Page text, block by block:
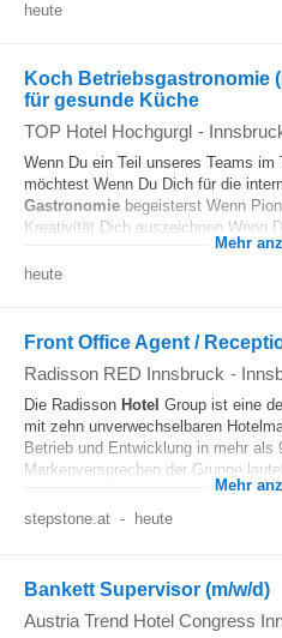
heute
Koch Betriebsgastronomie
für gesunde Küche
TOP Hotel Hochgurgl -
Wenn Du ein Teil unseres Teams im
möchtest Wenn Du Dich für die
Gastronomie begeisterst Wenn
Kreativität Dich auszeichnen Wenn
Mehr
heute
Front Office Agent /
Radisson RED Innsbruck -
Die Radisson Hotel Group ist eine
mit zehn unverwechselbaren
Betrieb und Entwicklung in mehr als
Markenversprechen der Gruppe
Mehr
stepstone.at - heute
Bankett Supervisor (m/w/d)
Austria Trend Hotel Congress